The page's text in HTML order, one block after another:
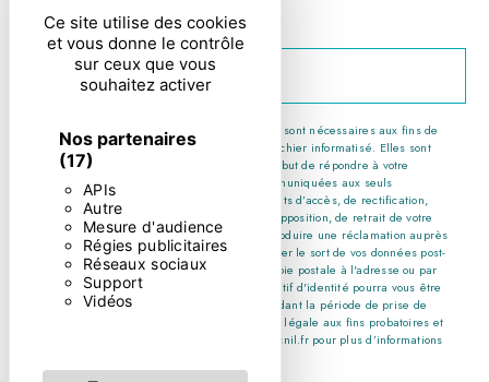
Ce site utilise des cookies
et vous donne le contrôle
sur ceux que vous
souhaitez activer
Nos partenaires
(17)
APIs
Autre
Mesure d'audience
Régies publicitaires
Réseaux sociaux
Support
Vidéos
particulières ci-dessous **
ENVOYER
** Les données personnelles communiquées sont nécessaires aux fins de
vous contacter et sont enregistrées dans un fichier informatisé. Elles sont
destinées à et ses sous-traitants dans le seul but de répondre à votre
message. Les données collectées seront communiquées aux seuls
destinataires suivants: . Vous disposez de droits d’accès, de rectification,
d’effacement, de portabilité, de limitation, d’opposition, de retrait de votre
consentement à tout moment et du droit d’introduire une réclamation auprès
d’une autorité de contrôle, ainsi que d’organiser le sort de vos données post-
mortem. Vous pouvez exercer ces droits par voie postale à l'adresse ou par
courrier électronique à l'adresse . Un justificatif d'identité pourra vous être
demandé. Nous conservons vos données pendant la période de prise de
contact puis pendant la durée de prescription légale aux fins probatoires et
de gestion des contentieux. Consultez le site cnil.fr pour plus d’informations